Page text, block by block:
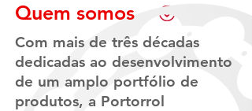
Quem somos
Com mais de três décadas
dedicadas ao desenvolvimento
de um amplo portfólio de
produtos, a Portorrol